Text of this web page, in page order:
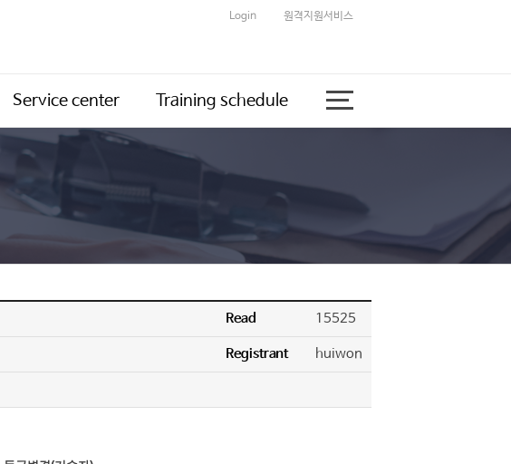
Login 원격지원서비스
Service center Training schedule
Read 15525
Registrant huiwon